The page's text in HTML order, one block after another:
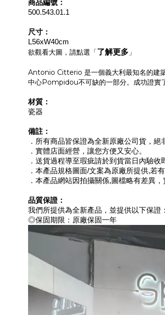
商品編號：
500.543.01.1
尺寸：
L56xW40cm
欲觀看大圖，請點選「了解更多 」
Antonio Citterio 是一個義大利最知名的建
中心Pompidou不可缺的一部分。成功證實
材質：
瓷器
備註：
．所有商品皆保證為全新原廠公司貨，絕
．實體店面經營，讓您方便又安心。
．送貨過程導至瑕疵請於到貨當日內驗
．本產品規格圖面/文案為原廠所提供,若
．本產品網站因拍攝關係,圖檔略有差異
品質保證：
我們所提供為全新產品，並提供以下保證：
◎保固期限：原廠保固一年